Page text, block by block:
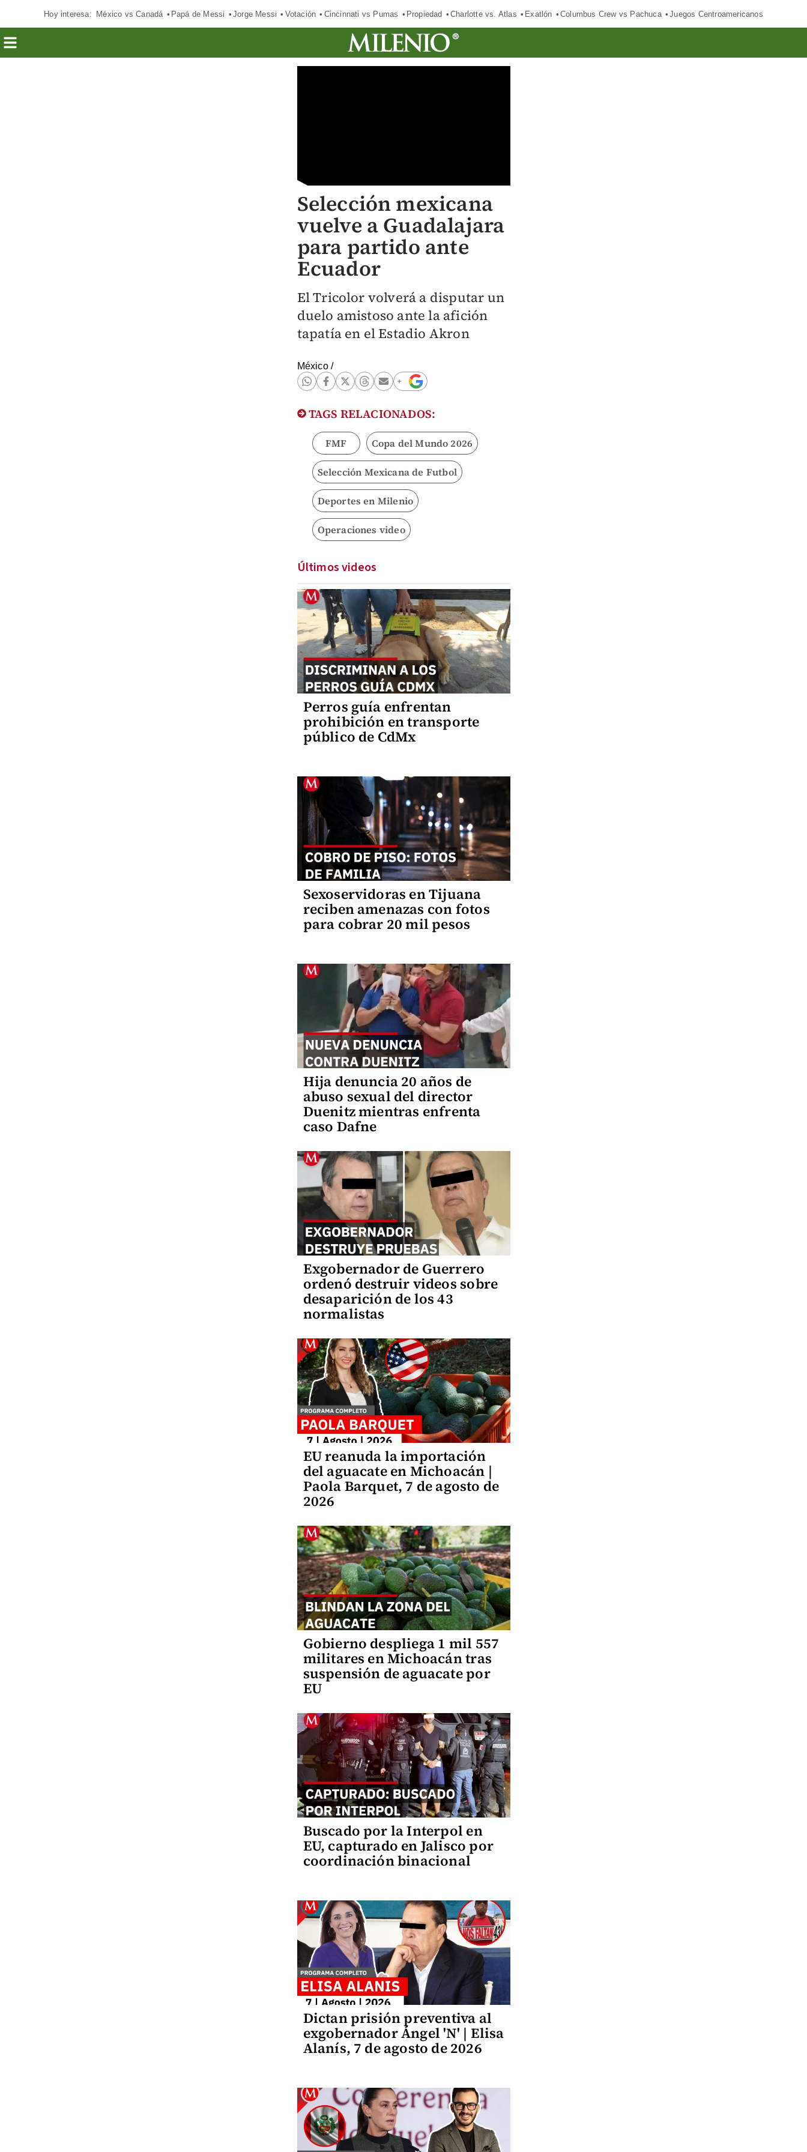
Hoy interesa: México vs Canadá Papá de Messi Jorge Messi Votación Cincinnati vs Pumas Propiedad Charlotte vs. Atlas Exatlón Columbus Crew vs Pachuca Juegos Centroamericanos
Selección mexicana
vuelve a Guadalajara
para partido ante
Ecuador
El Tricolor volverá a disputar un
duelo amistoso ante la afición
tapatía en el Estadio Akron
México/
TAGS RELACIONADOS:
FMF Copa del Mundo 2026
Selección Mexicana de Futbol
Deportes en Milenio
Operaciones video
Últimos videos
Perros guía enfrentan
prohibición en transporte
público de CdMx
Sexoservidoras en Tijuana
reciben amenazas con fotos
para cobrar 20 mil pesos
Hija denuncia 20 años de
abuso sexual del director
Duenitz mientras enfrenta
caso Dafne
Exgobernador de Guerrero
ordenó destruir videos sobre
desaparición de los 43
normalistas
EU reanuda la importación
del aguacate en Michoacán |
Paola Barquet, 7 de agosto de
2026
Gobierno despliega 1 mil 557
militares en Michoacán tras
suspensión de aguacate por
EU
Buscado por la Interpol en
EU, capturado en Jalisco por
coordinación binacional
Dictan prisión preventiva al
exgobernador Ángel 'N' | Elisa
Alanís, 7 de agosto de 2026